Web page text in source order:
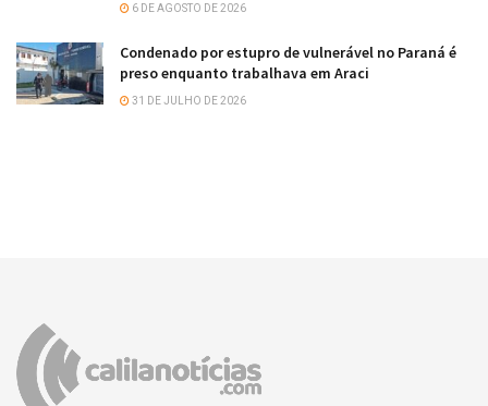
6 DE AGOSTO DE 2026
Condenado por estupro de vulnerável no Paraná é
preso enquanto trabalhava em Araci
31 DE JULHO DE 2026